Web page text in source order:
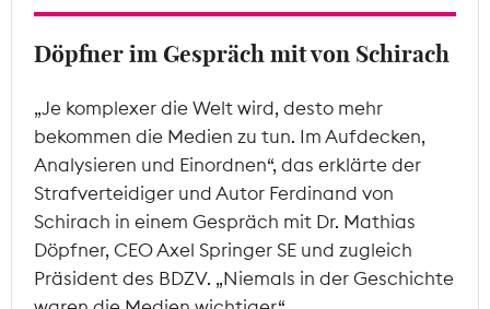
Mitgliederbereich
Döpfner im Gespräch mit von Schirach
„Je komplexer die Welt wird, desto mehr
bekommen die Medien zu tun. Im Aufdecken,
Analysieren und Einordnen“, das erklärte der
Strafverteidiger und Autor Ferdinand von
Schirach in einem Gespräch mit Dr. Mathias
Döpfner, CEO Axel Springer SE und zugleich
Präsident des BDZV. „Niemals in der Geschichte